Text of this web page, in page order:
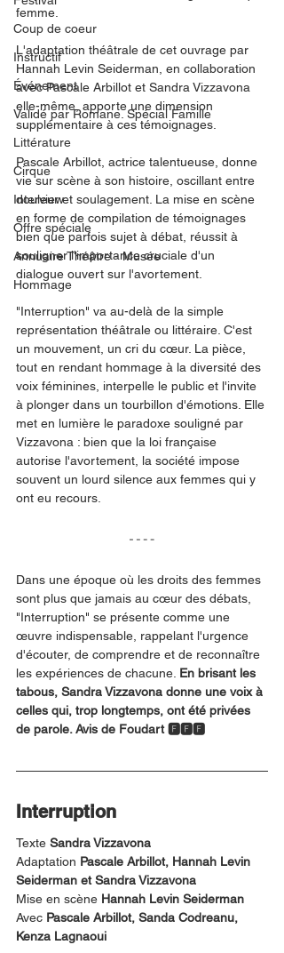
Coup de coeur
Instructif
Événement
Validé par Romane. Spécial Famille
Littérature
Cirque
Interview
Offre spéciale
Annuaire Théâtre - Musée
Hommage
femme.
L'adaptation théâtrale de cet ouvrage par
Hannah Levin Seiderman, en collaboration
avec Pascale Arbillot et Sandra Vizzavona
elle-même, apporte une dimension
supplémentaire à ces témoignages.
Pascale Arbillot, actrice talentueuse, donne
vie sur scène à son histoire, oscillant entre
douleur et soulagement. La mise en scène
en forme de compilation de témoignages
bien que parfois sujet à débat, réussit à
souligner l'importance cruciale d'un
dialogue ouvert sur l'avortement.
"Interruption" va au-delà de la simple
représentation théâtrale ou littéraire. C'est
un mouvement, un cri du cœur. La pièce,
tout en rendant hommage à la diversité des
voix féminines, interpelle le public et l'invite
à plonger dans un tourbillon d'émotions. Elle
met en lumière le paradoxe souligné par
Vizzavona : bien que la loi française
autorise l'avortement, la société impose
souvent un lourd silence aux femmes qui y
ont eu recours.
Dans une époque où les droits des femmes
sont plus que jamais au cœur des débats,
"Interruption" se présente comme une
œuvre indispensable, rappelant l'urgence
d'écouter, de comprendre et de reconnaître
les expériences de chacune. En brisant les
tabous, Sandra Vizzavona donne une voix à
celles qui, trop longtemps, ont été privées
de parole. Avis de Foudart 🅵🅵🅵
Interruption
Texte Sandra Vizzavona
Adaptation Pascale Arbillot, Hannah Levin
Seiderman et Sandra Vizzavona
Mise en scène Hannah Levin Seiderman
Avec Pascale Arbillot, Sanda Codreanu,
Kenza Lagnaoui